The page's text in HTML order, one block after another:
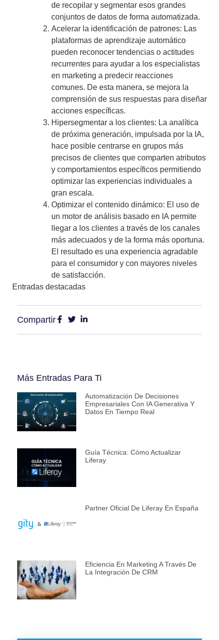
de recopilar y segmentar esos grandes
conjuntos de datos de forma automatizada.
Acelerar la identificación de patrones: Las
plataformas de aprendizaje automático
pueden reconocer tendencias o actitudes
recurrentes para ayudar a los especialistas
en marketing a predecir reacciones
comunes. De esta manera, se mejora la
comprensión de sus respuestas para diseñar
acciones específicas.
Hipersegmentar a los clientes: La analítica
de próxima generación, impulsada por la IA,
hace posible centrarse en grupos más
precisos de clientes que comparten atributos
y comportamientos específicos permitiendo
optimizar las experiencias individuales a
gran escala.
Optimizar el contenido dinámico: El uso de
un motor de análisis basado en IA permite
llegar a los clientes a través de los canales
más adecuados y de la forma más oportuna.
El resultado es una experiencia agradable
para el consumidor y con mayores niveles
de satisfacción.
Entradas destacadas
Compartir
Más Entradas Para Ti
Automatización De Decisiones
Empresariales Con IA Generativa Y
Datos En Tiempo Real
Guía Técnica: Cómo Actualizar
Liferay
Partner Oficial De Liferay En España
Eficiencia En Marketing A Través De
La Integración De CRM